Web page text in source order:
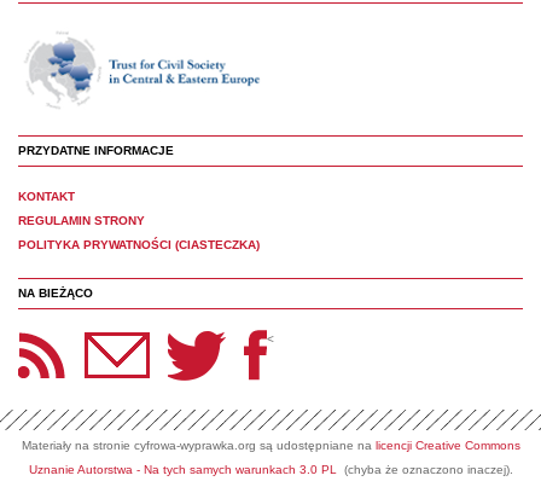
PRZYDATNE INFORMACJE
KONTAKT
REGULAMIN STRONY
POLITYKA PRYWATNOŚCI (CIASTECZKA)
NA BIEŻĄCO
Panoptyka Facebook <
Materiały na stronie cyfrowa-wyprawka.org są udostępniane na licencji Creative Commons
Uznanie Autorstwa - Na tych samych warunkach 3.0 PL(chyba że oznaczono inaczej).